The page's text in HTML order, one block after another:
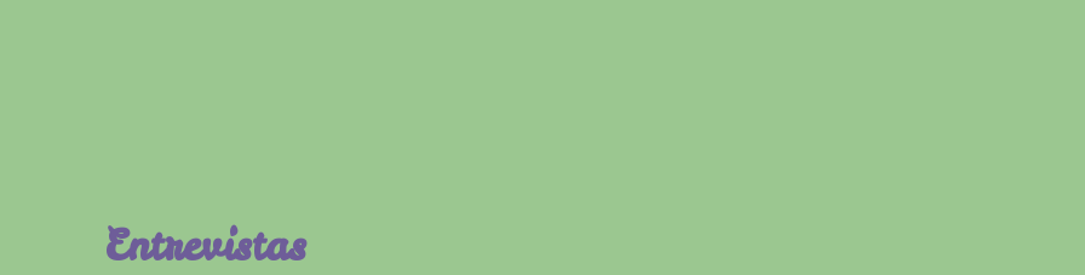
Entrevistas